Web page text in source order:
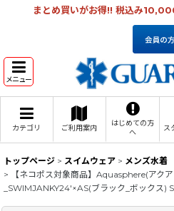
まとめ買いがお得!! 税込み
メニュー
カテゴリ ご利用案内
はじめての方
へ
ス
トップページ > スイムウェア > メンズ水着
>
【ネコポス対象商品】Aquasphere(アク
_SWIMJANKY24'×AS(ブラック_ボックス)